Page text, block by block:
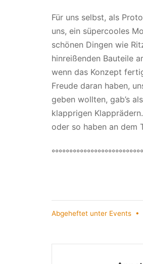
Für uns selbst, als
uns, ein süpercooles
schönen Dingen wie
hinreißenden Bauteile
wenn das Konzept
Freude daran haben,
geben wollten, gab’s
klapprigen
oder so haben an dem
Abgeheftet unter Events •